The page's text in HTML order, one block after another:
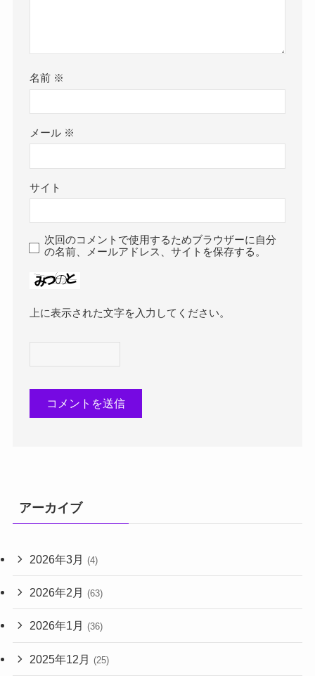
名前 ※
メール ※
サイト
次回のコメントで使用するためブラウザーに自分
の名前、メールアドレス、サイトを保存する。
上に表示された文字を入力してください。
アーカイブ
2026年3月 (4)
2026年2月 (63)
2026年1月 (36)
2025年12月 (25)